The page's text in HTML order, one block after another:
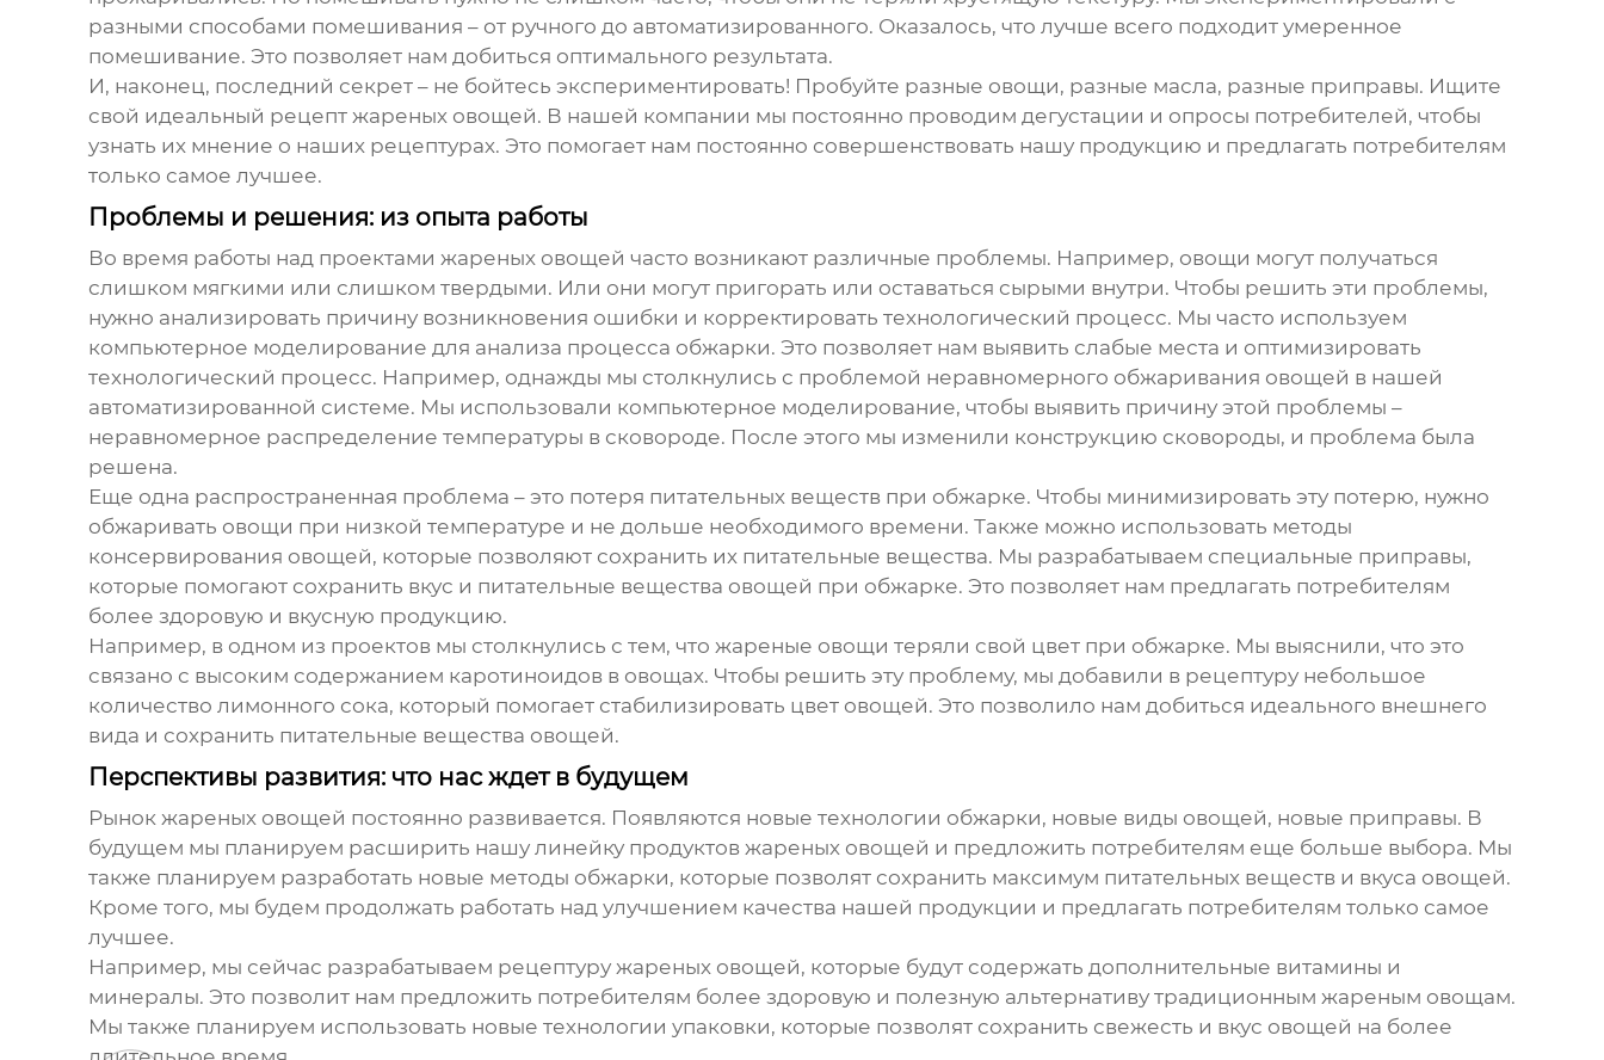
разными способами помешивания – от ручного до автоматизированного. Оказалось, что лучше всего подходит умеренное
помешивание. Это позволяет нам добиться оптимального результата.
И, наконец, последний секрет – не бойтесь экспериментировать! Пробуйте разные овощи, разные масла, разные приправы. Ищите
свой идеальный рецепт жареных овощей. В нашей компании мы постоянно проводим дегустации и опросы потребителей, чтобы
узнать их мнение о наших рецептурах. Это помогает нам постоянно совершенствовать нашу продукцию и предлагать потребителям
только самое лучшее.
Проблемы и решения: из опыта работы
Во время работы над проектами жареных овощей часто возникают различные проблемы. Например, овощи могут получаться
слишком мягкими или слишком твердыми. Или они могут пригорать или оставаться сырыми внутри. Чтобы решить эти проблемы,
нужно анализировать причину возникновения ошибки и корректировать технологический процесс. Мы часто используем
компьютерное моделирование для анализа процесса обжарки. Это позволяет нам выявить слабые места и оптимизировать
технологический процесс. Например, однажды мы столкнулись с проблемой неравномерного обжаривания овощей в нашей
автоматизированной системе. Мы использовали компьютерное моделирование, чтобы выявить причину этой проблемы –
неравномерное распределение температуры в сковороде. После этого мы изменили конструкцию сковороды, и проблема была
решена.
Еще одна распространенная проблема – это потеря питательных веществ при обжарке. Чтобы минимизировать эту потерю, нужно
обжаривать овощи при низкой температуре и не дольше необходимого времени. Также можно использовать методы
консервирования овощей, которые позволяют сохранить их питательные вещества. Мы разрабатываем специальные приправы,
которые помогают сохранить вкус и питательные вещества овощей при обжарке. Это позволяет нам предлагать потребителям
более здоровую и вкусную продукцию.
Например, в одном из проектов мы столкнулись с тем, что жареные овощи теряли свой цвет при обжарке. Мы выяснили, что это
связано с высоким содержанием каротиноидов в овощах. Чтобы решить эту проблему, мы добавили в рецептуру небольшое
количество лимонного сока, который помогает стабилизировать цвет овощей. Это позволило нам добиться идеального внешнего
вида и сохранить питательные вещества овощей.
Перспективы развития: что нас ждет в будущем
Рынок жареных овощей постоянно развивается. Появляются новые технологии обжарки, новые виды овощей, новые приправы. В
будущем мы планируем расширить нашу линейку продуктов жареных овощей и предложить потребителям еще больше выбора. Мы
также планируем разработать новые методы обжарки, которые позволят сохранить максимум питательных веществ и вкуса овощей.
Кроме того, мы будем продолжать работать над улучшением качества нашей продукции и предлагать потребителям только самое
лучшее.
Например, мы сейчас разрабатываем рецептуру жареных овощей, которые будут содержать дополнительные витамины и
минералы. Это позволит нам предложить потребителям более здоровую и полезную альтернативу традиционным жареным овощам.
Мы также планируем использовать новые технологии упаковки, которые позволят сохранить свежесть и вкус овощей на более